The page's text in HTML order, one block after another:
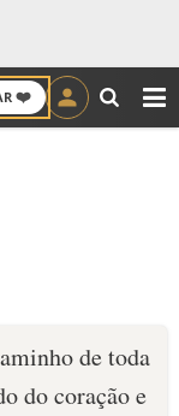
❤️
de toda
do coração e